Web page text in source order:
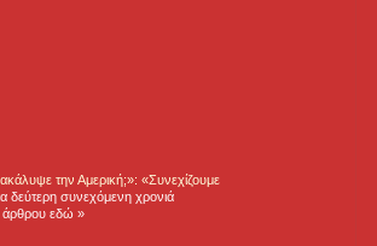
την Αμερική;»: «Συνεχίζουμε
δεύτερη συνεχόμενη χρονιά
άρθρου εδώ »